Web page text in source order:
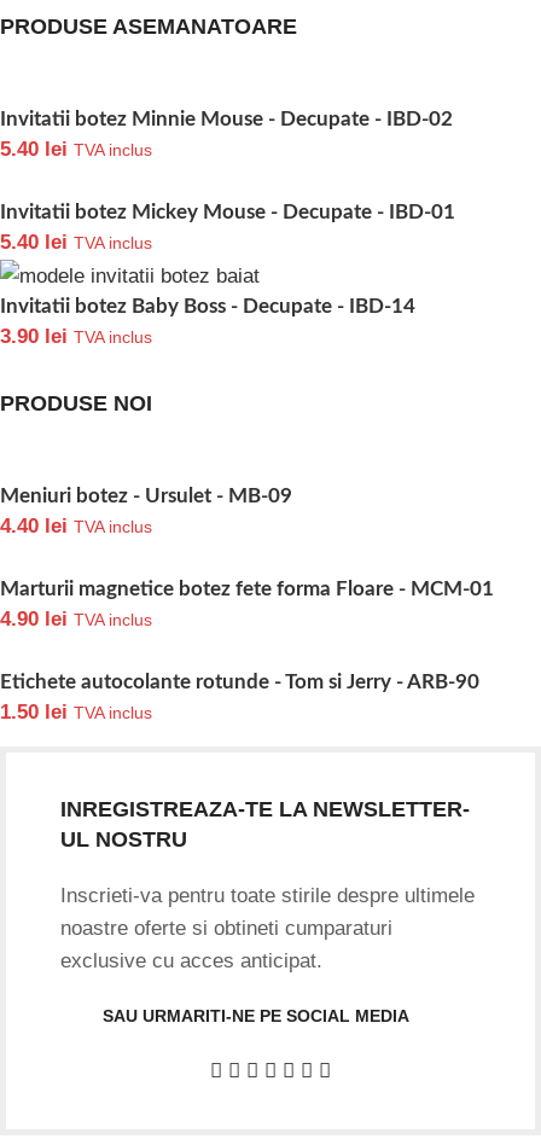
PRODUSE ASEMANATOARE
Invitatii botez Minnie Mouse - Decupate - IBD-02
5.40 lei TVA inclus
Invitatii botez Mickey Mouse - Decupate - IBD-01
5.40 lei TVA inclus
Invitatii botez Baby Boss - Decupate - IBD-14
3.90 lei TVA inclus
PRODUSE NOI
Meniuri botez - Ursulet - MB-09
4.40 lei TVA inclus
Marturii magnetice botez fete forma Floare - MCM-01
4.90 lei TVA inclus
Etichete autocolante rotunde - Tom si Jerry - ARB-90
1.50 lei TVA inclus
INREGISTREAZA-TE LA NEWSLETTER-
UL NOSTRU
Inscrieti-va pentru toate stirile despre ultimele
noastre oferte si obtineti cumparaturi
exclusive cu acces anticipat.
SAU URMARITI-NE PE SOCIAL MEDIA